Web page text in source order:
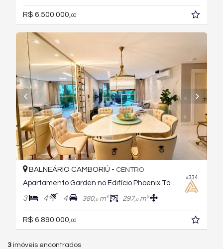
R$ 6.500.000,00
#334
BALNEÁRIO CAMBORIÚ - CENTRO
3 4 4 380,0m² 297,0m²
R$ 6.890.000, 00
3 imóveis encontrados